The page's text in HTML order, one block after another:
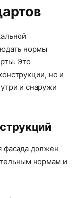
нормы
Это
но и
и снаружи
фасада должен
нормам и